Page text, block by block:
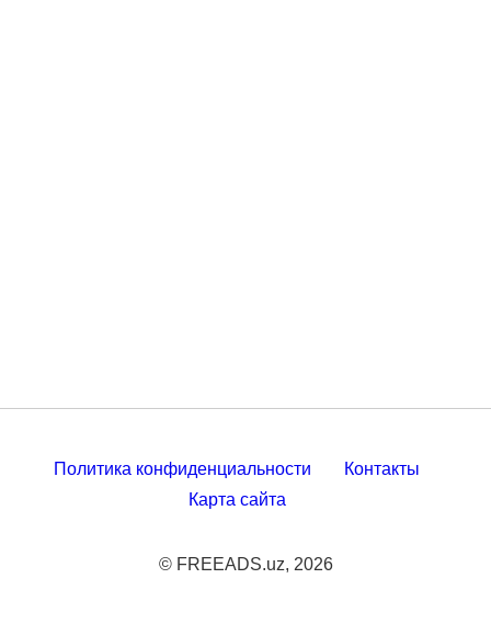
Политика конфиденциальности
Контакты
Карта сайта
© FREEADS.uz, 2026